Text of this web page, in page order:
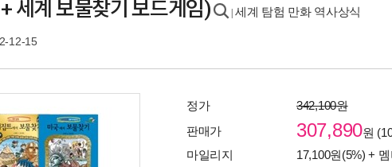
세계 보물찾기 보드게임) 세계 탐험 만화 역사상식
12-15
정가
342,100원
판매가
307,890원
마일리지
17,100원(5%) +